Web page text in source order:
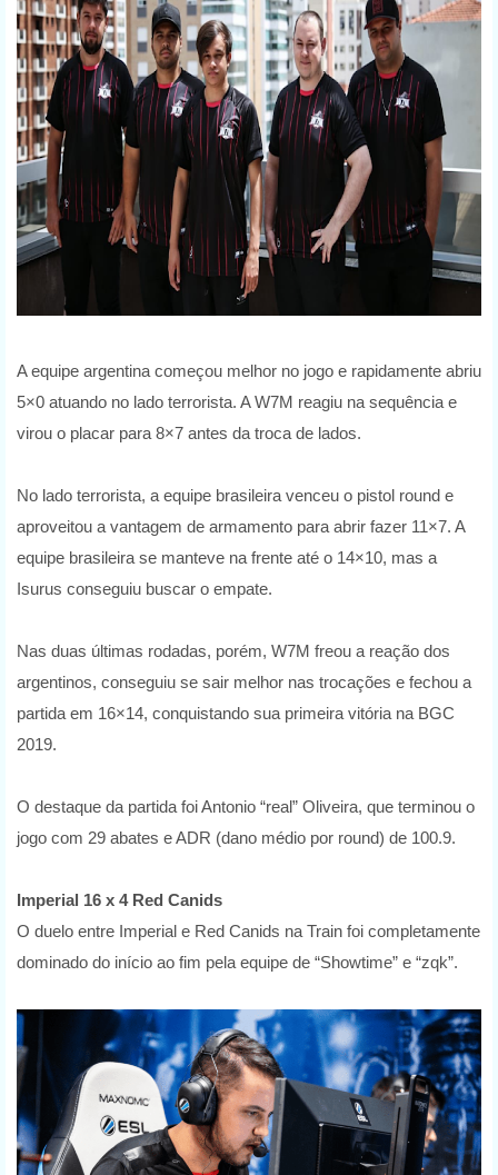
A equipe argentina começou melhor no jogo e rapidamente abriu
5×0 atuando no lado terrorista. A W7M reagiu na sequência e
virou o placar para 8×7 antes da troca de lados.
No lado terrorista, a equipe brasileira venceu o pistol round e
aproveitou a vantagem de armamento para abrir fazer 11×7. A
equipe brasileira se manteve na frente até o 14×10, mas a
Isurus conseguiu buscar o empate.
Nas duas últimas rodadas, porém, W7M freou a reação dos
argentinos, conseguiu se sair melhor nas trocações e fechou a
partida em 16×14, conquistando sua primeira vitória na BGC
2019.
O destaque da partida foi Antonio “real” Oliveira, que terminou o
jogo com 29 abates e ADR (dano médio por round) de 100.9.
Imperial 16 x 4 Red Canids
O duelo entre Imperial e Red Canids na Train foi completamente
dominado do início ao fim pela equipe de “Showtime” e “zqk”.